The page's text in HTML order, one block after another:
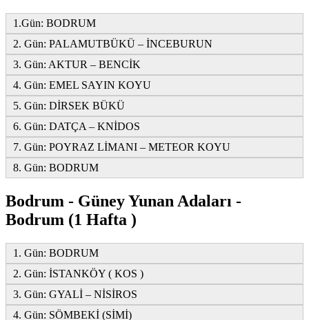
1.Gün: BODRUM
2. Gün: PALAMUTBÜKÜ – İNCEBURUN
3. Gün: AKTUR – BENCİK
4. Gün: EMEL SAYIN KOYU
5. Gün: DİRSEK BÜKÜ
6. Gün: DATÇA – KNİDOS
7. Gün: POYRAZ LİMANI – METEOR KOYU
8. Gün: BODRUM
Bodrum - Güney Yunan Adaları -
Bodrum (1 Hafta )
1. Gün: BODRUM
2. Gün: İSTANKÖY ( KOS )
3. Gün: GYALİ – NİSİROS
4. Gün: SÖMBEKİ (SİMİ)